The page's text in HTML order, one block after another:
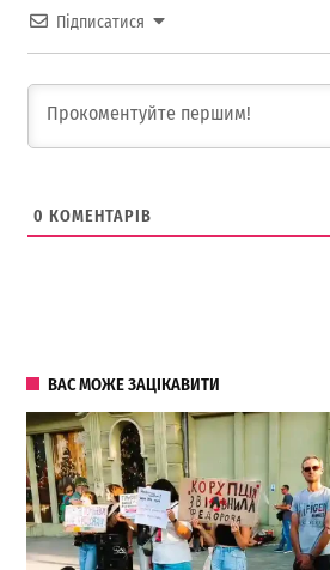
Підписатися
0 КОМЕНТАРІВ
ВАС МОЖЕ ЗАЦІКАВИТИ